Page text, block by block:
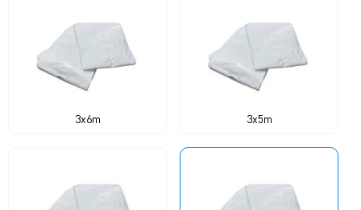
3x6m 3x5m